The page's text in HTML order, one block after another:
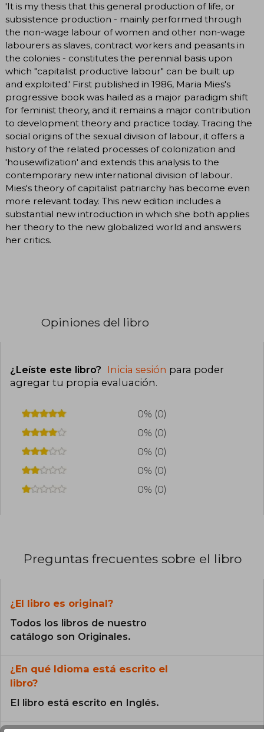
'It is my thesis that this general production of life, or
subsistence production - mainly performed through
the non-wage labour of women and other non-wage
labourers as slaves, contract workers and peasants in
the colonies - constitutes the perennial basis upon
which "capitalist productive labour" can be built up
and exploited.' First published in 1986, Maria Mies's
progressive book was hailed as a major paradigm shift
for feminist theory, and it remains a major contribution
to development theory and practice today. Tracing the
social origins of the sexual division of labour, it offers a
history of the related processes of colonization and
'housewifization' and extends this analysis to the
contemporary new international division of labour.
Mies's theory of capitalist patriarchy has become even
more relevant today. This new edition includes a
substantial new introduction in which she both applies
her theory to the new globalized world and answers
her critics.
Opiniones del libro
¿Leíste este libro? Inicia sesión para poder
agregar tu propia evaluación.
0% (0)
0% (0)
0% (0)
0% (0)
0% (0)
Preguntas frecuentes sobre el libro
¿El libro es original?
Todos los libros de nuestro
catálogo son Originales.
¿En qué Idioma está escrito el
libro?
El libro está escrito en Inglés.